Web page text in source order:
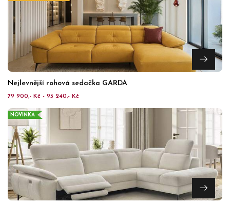
Nejlevnější rohová sedačka GARDA
79 900,- Kč - 93 240,- Kč
NOVINKA